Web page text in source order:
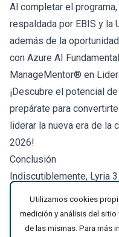
Al completar el
respaldada por EBIS y la
además de la
con Azure AI
ManageMentor® en
¡Descubre el potencial
prepárate para
liderar la nueva era de la
2026!
Conclusión
Indiscutiblemente, Lyria
creación musical deja
ejecución técnica y
sustituye el criterio
Utilizamos cookies
medición y análisis del sitio
de las mismas. Para más